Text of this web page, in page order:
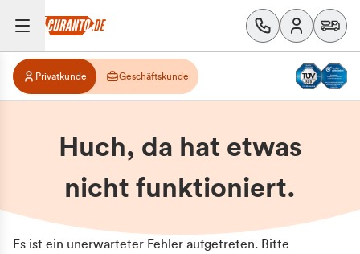
Privatkunde Geschäftskunde
Huch, da hat etwas
nicht funktioniert.
Es ist ein unerwarteter Fehler aufgetreten. Bitte